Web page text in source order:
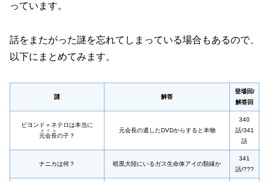
っています。
話をまたがった謎を忘れてしまっている場合もあるので、
以下にまとめてみます。
謎 解答
登場回/
解答回
ビヨンド＝ネテロは本当に
元会長
ネテロ
の子？
元会長の遺したDVDからすると本物
340
話/341
話
ナニカは何？ 暗黒大陸にいるガス生命体アイの類縁か
341
話/???